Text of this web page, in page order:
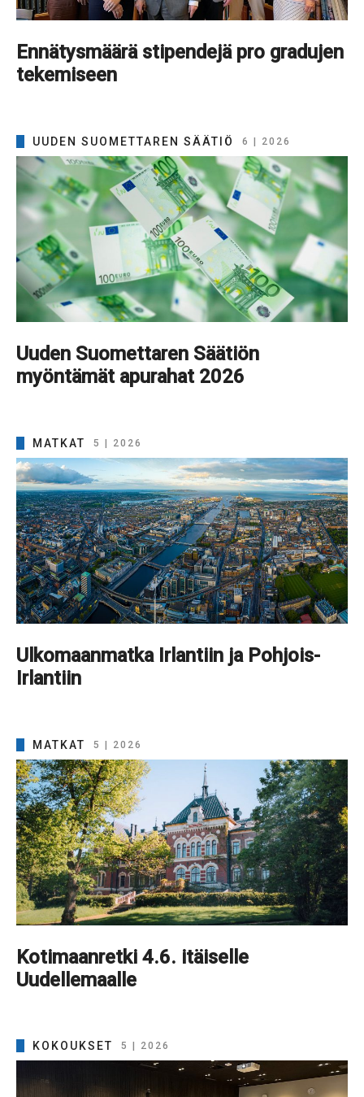
Ennätysmäärä stipendejä pro gradujen
tekemiseen
UUDEN SUOMETTAREN SÄÄTIÖ 6 | 2026
Uuden Suomettaren Säätiön
myöntämät apurahat 2026
MATKAT 5 | 2026
Ulkomaanmatka Irlantiin ja Pohjois-
Irlantiin
MATKAT 5 | 2026
Kotimaanretki 4.6. itäiselle
Uudellemaalle
KOKOUKSET 5 | 2026